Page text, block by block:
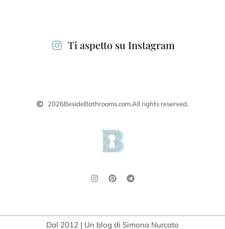
Ti aspetto su Instagram
2026BesideBathrooms.com.All rights reserved.
Dal 2012 | Un blog di Simona Nurcato